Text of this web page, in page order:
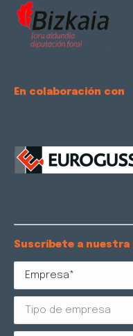
En colaboración con
Suscríbete a